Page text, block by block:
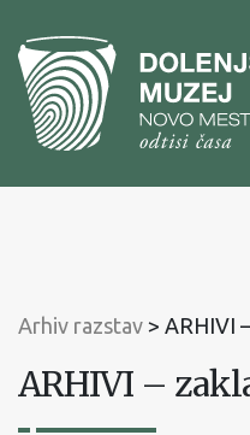
vsebinoNa
glavni
meni
Arhiv razstav > ARHIVI
ARHIVI –